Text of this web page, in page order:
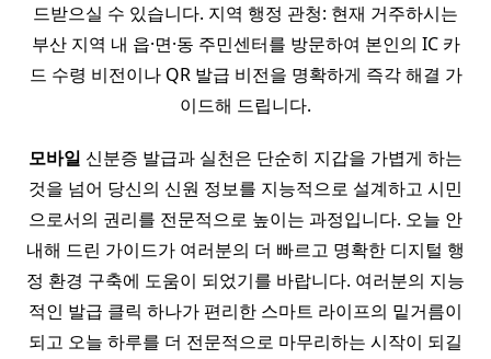
드받으실 수 있습니다. 지역 행정 관청: 현재 거주하시는
부산 지역 내 읍·면·동 주민센터를 방문하여 본인의 IC 카
드 수령 비전이나 QR 발급 비전을 명확하게 즉각 해결 가
이드해 드립니다.
모바일 신분증 발급과 실천은 단순히 지갑을 가볍게 하는
것을 넘어 당신의 신원 정보를 지능적으로 설계하고 시민
으로서의 권리를 전문적으로 높이는 과정입니다. 오늘 안
내해 드린 가이드가 여러분의 더 빠르고 명확한 디지털 행
정 환경 구축에 도움이 되었기를 바랍니다. 여러분의 지능
적인 발급 클릭 하나가 편리한 스마트 라이프의 밑거름이
되고 오늘 하루를 더 전문적으로 마무리하는 시작이 되길